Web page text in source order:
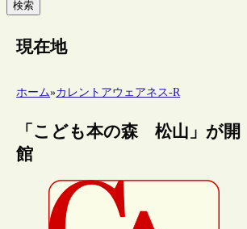
検索
現在地
ホーム»カレントアウェアネス-R
「こども本の森 松山」が開
館